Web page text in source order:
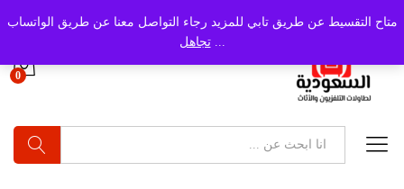
متاح التقسيط عن طريق تابي للمزيد رجاء التواصل معنا عن طريق الواتساب
...تجاهل
0